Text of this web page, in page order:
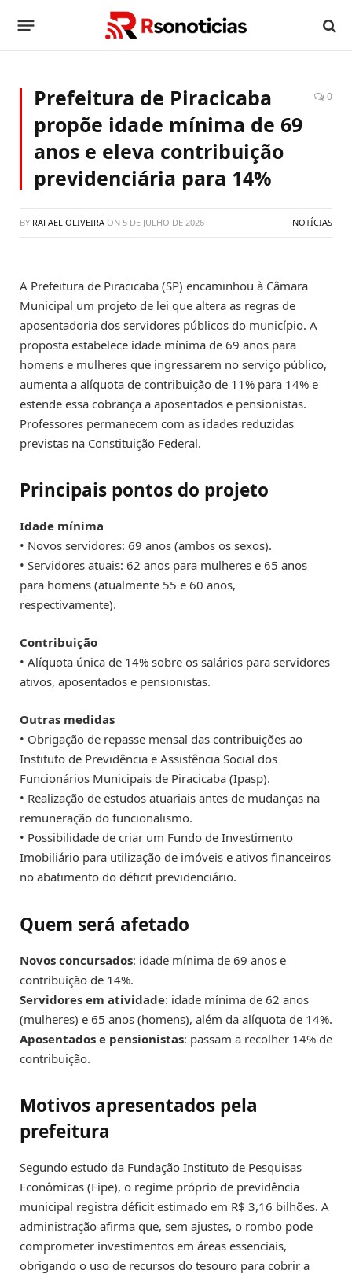
Prefeitura de Piracicaba
propõe idade mínima de 69
anos e eleva contribuição
previdenciária para 14%
0
BY RAFAEL OLIVEIRA ON 5 DE JULHO DE 2026 NOTÍCIAS
A Prefeitura de Piracicaba (SP) encaminhou à Câmara
Municipal um projeto de lei que altera as regras de
aposentadoria dos servidores públicos do município. A
proposta estabelece idade mínima de 69 anos para
homens e mulheres que ingressarem no serviço público,
aumenta a alíquota de contribuição de 11% para 14% e
estende essa cobrança a aposentados e pensionistas.
Professores permanecem com as idades reduzidas
previstas na Constituição Federal.
Principais pontos do projeto
Idade mínima
• Novos servidores: 69 anos (ambos os sexos).
• Servidores atuais: 62 anos para mulheres e 65 anos
para homens (atualmente 55 e 60 anos,
respectivamente).
Contribuição
• Alíquota única de 14% sobre os salários para servidores
ativos, aposentados e pensionistas.
Outras medidas
• Obrigação de repasse mensal das contribuições ao
Instituto de Previdência e Assistência Social dos
Funcionários Municipais de Piracicaba (Ipasp).
• Realização de estudos atuariais antes de mudanças na
remuneração do funcionalismo.
• Possibilidade de criar um Fundo de Investimento
Imobiliário para utilização de imóveis e ativos financeiros
no abatimento do déficit previdenciário.
Quem será afetado
Novos concursados: idade mínima de 69 anos e
contribuição de 14%.
Servidores em atividade: idade mínima de 62 anos
(mulheres) e 65 anos (homens), além da alíquota de 14%.
Aposentados e pensionistas: passam a recolher 14% de
contribuição.
Motivos apresentados pela
prefeitura
Segundo estudo da Fundação Instituto de Pesquisas
Econômicas (Fipe), o regime próprio de previdência
municipal registra déficit estimado em R$ 3,16 bilhões. A
administração afirma que, sem ajustes, o rombo pode
comprometer investimentos em áreas essenciais,
obrigando o uso de recursos do tesouro para cobrir a